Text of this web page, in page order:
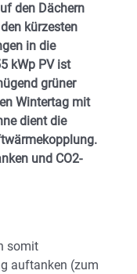
den Dächern
kürzesten
in die
kWp PV ist
grüner
Wintertag mit
dient die
und CO2-
somit
auftanken (zum